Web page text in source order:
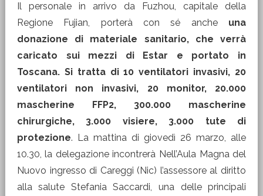
Il personale in arrivo da Fuzhou, capitale della
Regione Fujian, porterà con sé anche una
donazione di materiale sanitario, che verrà
caricato sui mezzi di Estar e portato in
Toscana. Si tratta di 10 ventilatori invasivi, 20
ventilatori non invasivi, 20 monitor, 20.000
mascherine FFP2, 300.000 mascherine
chirurgiche, 3.000 visiere, 3.000 tute di
protezione. La mattina di giovedì 26 marzo, alle
10.30, la delegazione incontrerà Nell’Aula Magna del
Nuovo ingresso di Careggi (Nic) l’assessore al diritto
alla salute Stefania Saccardi, una delle principali